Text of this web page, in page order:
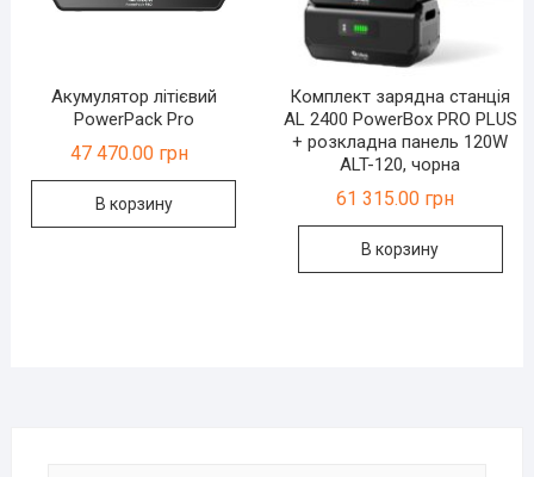
Акумулятор літієвий
PowerPack Pro
47 470.00 грн
В корзину
Комплект зарядна станція
AL 2400 PowerBox PRO PLUS
+ розкладна панель 120W
ALT-120, чорна
61 315.00 грн
В корзину